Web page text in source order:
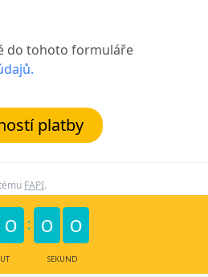
do tohoto formuláře
platby
FAPI.
0 0 0
SEKUND